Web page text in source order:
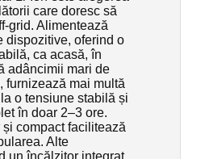
care doresc să
grid. Alimentează
dispozitive, oferind o
ca acasă, în
adâncimii mari de
furnizează mai multă
o tensiune stabilă și
în doar 2–3 ore.
compact facilitează
Alte
un încălzitor integrat